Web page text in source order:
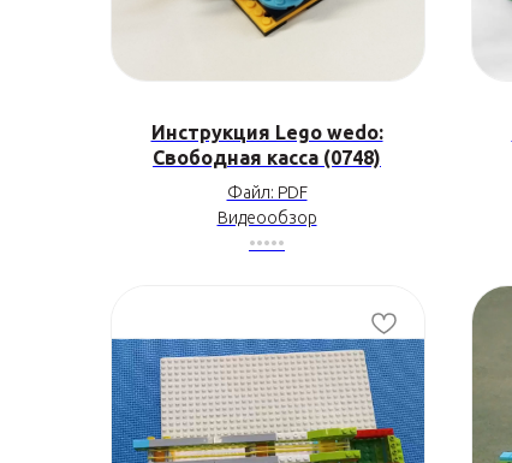
Инструкция Lego wedo:
Свободная касса (0748)
Файл: PDF
Видеообзор
•••••